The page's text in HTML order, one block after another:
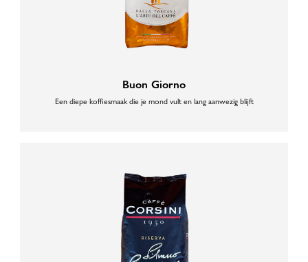
Buon Giorno
Een diepe koffiesmaak die je mond vult en lang aanwezig blijft